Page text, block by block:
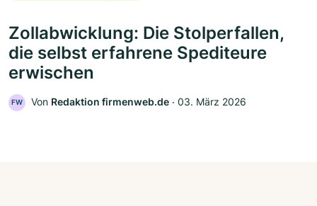
Zollabwicklung: Die Stolperfallen,
die selbst erfahrene Spediteure
erwischen
FW Von Redaktion firmenweb.de ‧ 03. März 2026